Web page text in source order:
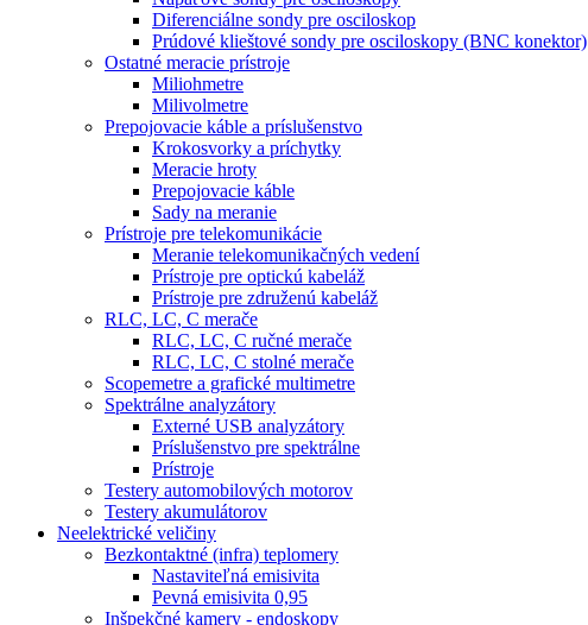
Diferenciálne sondy pre osciloskop
Prúdové klieštové sondy pre osciloskopy (BNC konektor)
Ostatné meracie prístroje
Miliohmetre
Milivolmetre
Prepojovacie káble a príslušenstvo
Krokosvorky a príchytky
Meracie hroty
Prepojovacie káble
Sady na meranie
Prístroje pre telekomunikácie
Meranie telekomunikačných vedení
Prístroje pre optickú kabeláž
Prístroje pre združenú kabeláž
RLC, LC, C merače
RLC, LC, C ručné merače
RLC, LC, C stolné merače
Scopemetre a grafické multimetre
Spektrálne analyzátory
Externé USB analyzátory
Príslušenstvo pre spektrálne
Prístroje
Testery automobilových motorov
Testery akumulátorov
Neelektrické veličiny
Bezkontaktné (infra) teplomery
Nastaviteľná emisivita
Pevná emisivita 0,95
Inšpekčné kamery - endoskopy